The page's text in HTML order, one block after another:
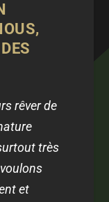
rêver de
très
et